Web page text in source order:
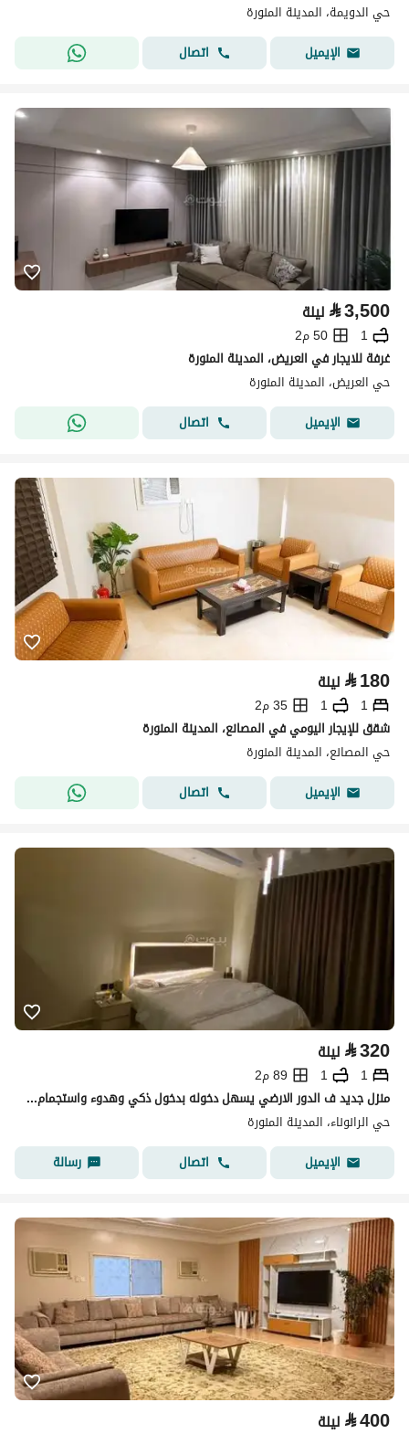
حي الدويمة، المدينة المنورة
الإيميل
اتصال
⃁3,500 ليلة
1
50 م2
غرفة للايجار في العريض، المدينة المنورة
حي العريض، المدينة المنورة
الإيميل
اتصال
⃁180 ليلة
1
1
35 م2
شقق للإيجار اليومي في المصانع، المدينة المنورة
حي المصانع، المدينة المنورة
الإيميل
اتصال
⃁320 ليلة
1
1
89 م2
منزل جديد ف الدور الارضي يسهل دخوله بدخول ذكي وهدوء واستجمام لك ولعائلك وتحظى بلحظات جميله لنفسك
حي الرانوناء، المدينة المنورة
الإيميل
اتصال رسالة
⃁400 ليلة